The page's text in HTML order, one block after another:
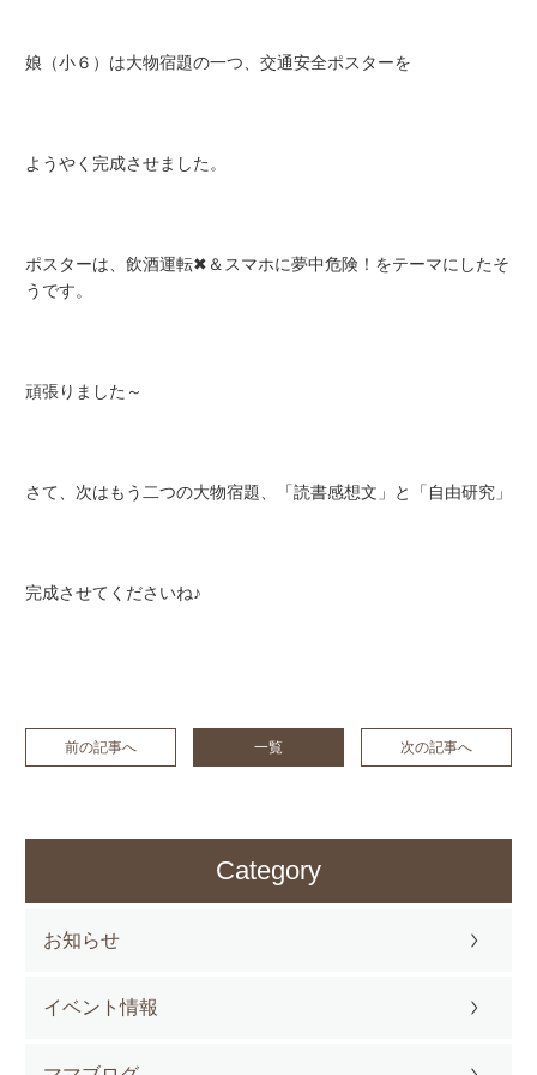
娘（小６）は大物宿題の一つ、交通安全ポスターを
ようやく完成させました。
ポスターは、飲酒運転✖＆スマホに夢中危険！をテーマにしたそ
うです。
頑張りました～
さて、次はもう二つの大物宿題、「読書感想文」と「自由研究」
完成させてくださいね♪
前の記事へ 一覧 次の記事へ
Category
お知らせ
イベント情報